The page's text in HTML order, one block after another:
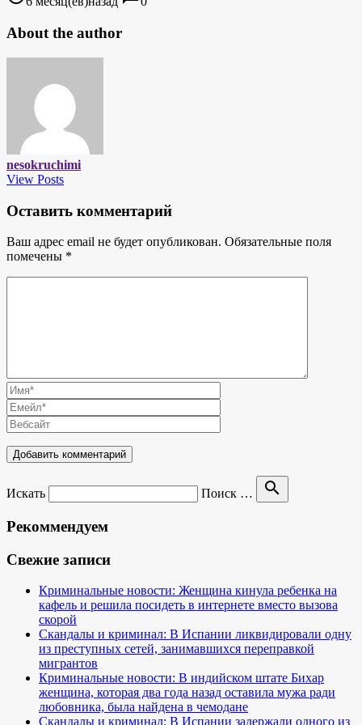
About the author
nesokruchimi
View Posts
Оставить комментарий
Ваш адрес email не будет опубликован. Обязательные поля
помечены *
Искать Поиск … search
Рекоммендуем
Свежие записи
Криминальные новости: Женщина кинула ребенка на
кафель и решила посидеть в интернете вместо вызова
скорой
Скандалы и криминал: В Испании ликвидировали одну
из преступных сетей, занимавшихся переправкой
мигрантов
Криминальные новости: В индийском штате Бихар
женщина, которая два года назад оставила мужа ради
любовника, была найдена в чемодане
Скандалы и криминал: В Испании задержали одного из